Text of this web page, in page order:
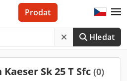
Hledat
Prodat
Sk 25 T Sfc (0)